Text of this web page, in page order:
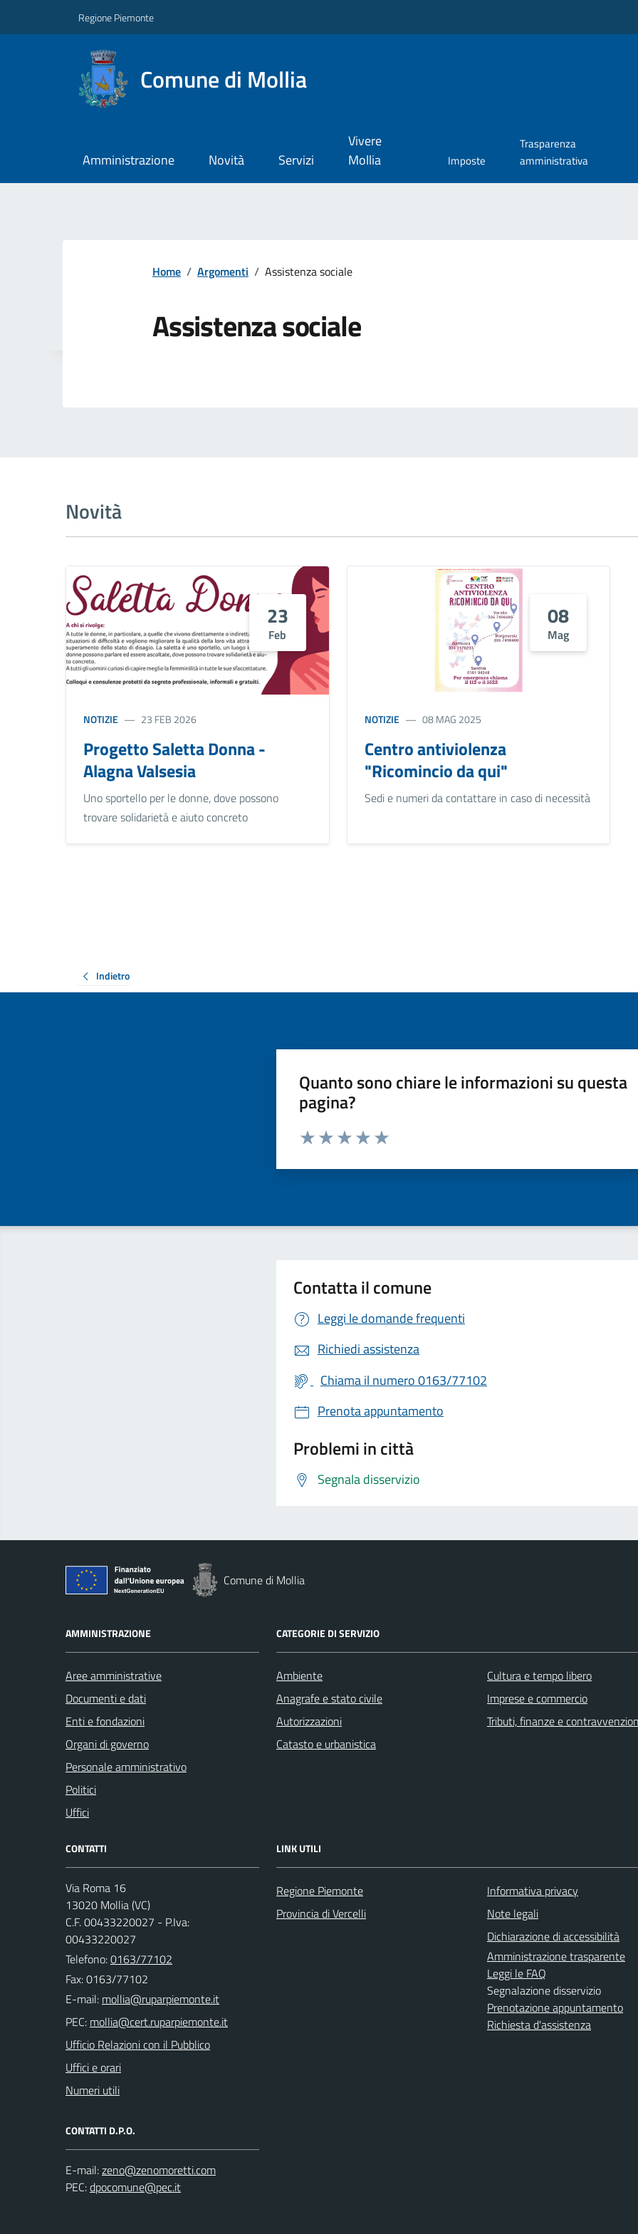
Regione Piemonte
Comune di Mollia
Amministrazione Novità Servizi
Vivere
Mollia
Imposte
Trasparenza
amministrativa
Home / Argomenti / Assistenza sociale
Assistenza sociale
Novità
23
Feb
NOTIZIE 23 FEB 2026
Progetto Saletta Donna -
Alagna Valsesia
Uno sportello per le donne, dove possono
trovare solidarietà e aiuto concreto
08
Mag
NOTIZIE 08 MAG 2025
Centro antiviolenza
"Ricomincio da qui"
Sedi e numeri da contattare in caso di necessità
Indietro
Quanto sono chiare le informazioni su questa
pagina?
Valuta da 1 a 5 stelle la pagina
Contatta il comune
Leggi le domande frequenti
Richiedi assistenza
Chiama il numero 0163/77102
Prenota appuntamento
Problemi in città
Segnala disservizio
Comune di Mollia
AMMINISTRAZIONE
Aree amministrative
Documenti e dati
Enti e fondazioni
Organi di governo
Personale amministrativo
Politici
Uffici
CATEGORIE DI SERVIZIO
Ambiente
Anagrafe e stato civile
Autorizzazioni
Catasto e urbanistica
Cultura e tempo libero
Imprese e commercio
Tributi, finanze e
CONTATTI
Via Roma 16
13020 Mollia (VC)
C.F. 00433220027 - P.Iva:
00433220027
Telefono:0163/77102
Fax: 0163/77102
E-mail:
PEC:
Ufficio Relazioni con il Pubblico
Uffici e orari
Numeri utili
CONTATTI D.P.O.
E-mail:
PEC:
LINK UTILI
Regione Piemonte
Provincia di Vercelli
Informativa privacy
Note legali
Dichiarazione di accessibilità
Amministrazione trasparente
Leggi le FAQ
Segnalazione disservizio
Prenotazione appuntamento
Richiesta d'assistenza